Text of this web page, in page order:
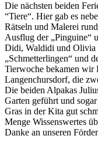
Die nächsten beiden
“Tiere“. Hier gab es
Rätseln und Malerei
Ausflug der „Pinguine“
Didi, Waldidi und Olivia
„Schmetterlingen“ und
Tierwoche bekamen wir
Langenchursdorf, die
Die beiden Alpakas
Garten geführt und
Gras in der Kita gut
Menge Wissenswertes
Danke an unseren